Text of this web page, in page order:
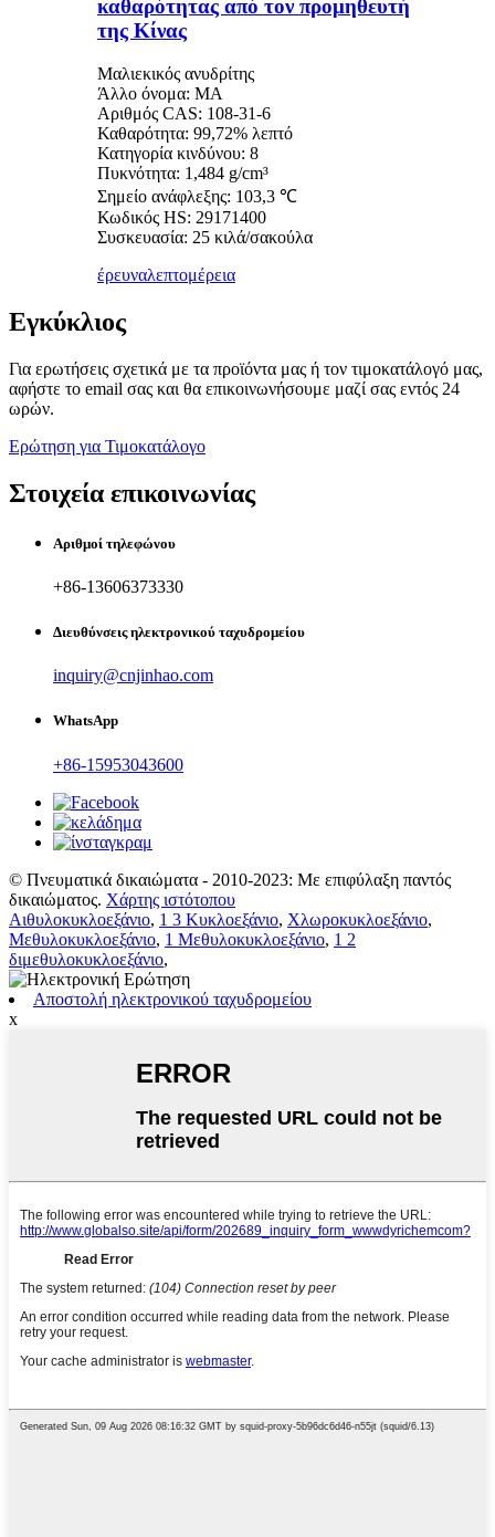
καθαρότητας από τον προμηθευτή
της Κίνας
Μαλιεκικός ανυδρίτης
Άλλο όνομα: ΜΑ
Αριθμός CAS: 108-31-6
Καθαρότητα: 99,72% λεπτό
Κατηγορία κινδύνου: 8
Πυκνότητα: 1,484 g/cm³
Σημείο ανάφλεξης: 103,3 ℃
Κωδικός HS: 29171400
Συσκευασία: 25 κιλά/σακούλα
έρευναλεπτομέρεια
Εγκύκλιος
Για ερωτήσεις σχετικά με τα προϊόντα μας ή τον τιμοκατάλογό μας,
αφήστε το email σας και θα επικοινωνήσουμε μαζί σας εντός 24
ωρών.
Ερώτηση για Τιμοκατάλογο
Στοιχεία επικοινωνίας
Αριθμοί τηλεφώνου
+86-13606373330
Διευθύνσεις ηλεκτρονικού ταχυδρομείου
inquiry@cnjinhao.com
WhatsApp
+86-15953043600
© Πνευματικά δικαιώματα - 2010-2023: Με επιφύλαξη παντός
δικαιώματος. Χάρτης ιστότοπου
Αιθυλοκυκλοεξάνιο, 1 3 Κυκλοεξάνιο, Χλωροκυκλοεξάνιο,
Μεθυλοκυκλοεξάνιο, 1 Μεθυλοκυκλοεξάνιο, 1 2
διμεθυλοκυκλοεξάνιο,
Αποστολή ηλεκτρονικού ταχυδρομείου
x